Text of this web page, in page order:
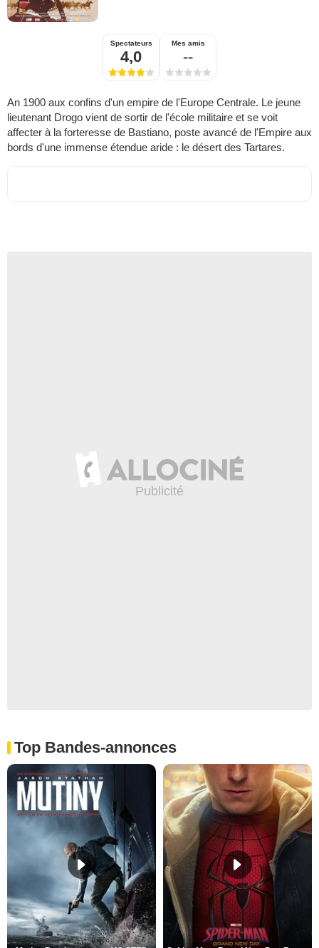
Spectateurs
4,0
Mes amis
--
An 1900 aux confins d'un empire de l'Europe Centrale. Le jeune
lieutenant Drogo vient de sortir de l'école militaire et se voit
affecter à la forteresse de Bastiano, poste avancé de l'Empire aux
bords d'une immense étendue aride : le désert des Tartares.
Top Bandes-annonces